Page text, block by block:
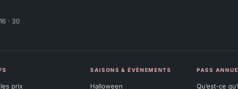
· 30
prix
SAISONS & ÉVÉNEMENTS
Halloween
PASS
Qu’est-ce